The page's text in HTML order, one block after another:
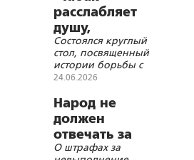
современной России
и борьбе с ней
расслабляет
душу,
омрачает
разум»
Состоялся круглый
стол, посвященный
истории борьбы с
табакокурением в
Империи, СССР и
современной России
24.06.2026
Народ не
должен
отвечать за
ошибки власти
О штрафах за